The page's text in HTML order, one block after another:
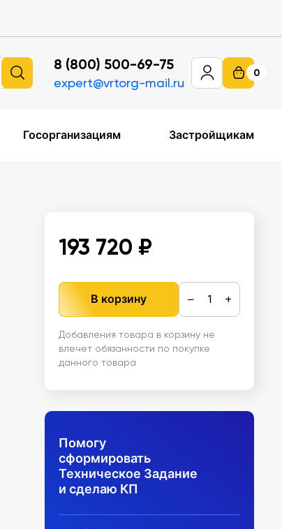
8 (800) 500-69-75
expert@vrtorg-mail.ru
0
Госорганизациям Застройщикам
193 720 ₽
В корзину − +
Добавления товара в корзину не
влечет обязанности по покупке
данного товара
Помогу
сформировать
Техническое Задание
и сделаю КП